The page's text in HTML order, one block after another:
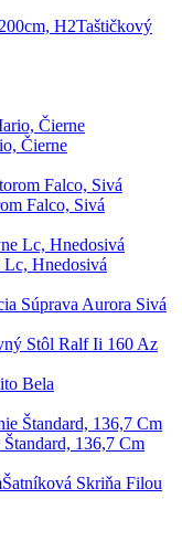
Taštičkový
Čierne
Falco, Sivá
Lc, Hnedosivá
Súprava Aurora Sivá
Stôl Ralf Ii 160 Az
Bela
136,7 Cm
Šatníková Skriňa Filou